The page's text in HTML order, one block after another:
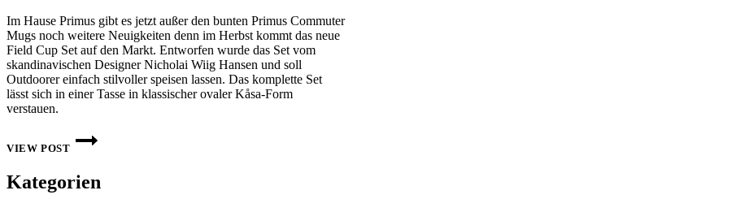
Im Hause Primus gibt es jetzt außer den bunten Primus Commuter
Mugs noch weitere Neuigkeiten denn im Herbst kommt das neue
Field Cup Set auf den Markt. Entworfen wurde das Set vom
skandinavischen Designer Nicholai Wiig Hansen und soll
Outdoorer einfach stilvoller speisen lassen. Das komplette Set
lässt sich in einer Tasse in klassischer ovaler Kåsa-Form
verstauen.
VIEW POST
VORSTELLUNG
DES
SETS
Kategorien